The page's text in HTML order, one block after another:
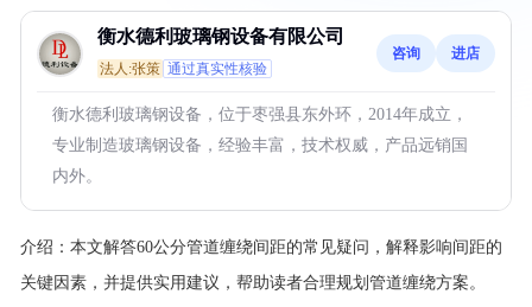
衡水德利玻璃钢设备有限公司
法人:张策 通过真实性核验
咨询 进店
衡水德利玻璃钢设备，位于枣强县东外环，2014年成立，
专业制造玻璃钢设备，经验丰富，技术权威，产品远销国
内外。
介绍： 本文解答60公分管道缠绕间距的常见疑问，解释影响间距的
关键因素，并提供实用建议，帮助读者合理规划管道缠绕方案。